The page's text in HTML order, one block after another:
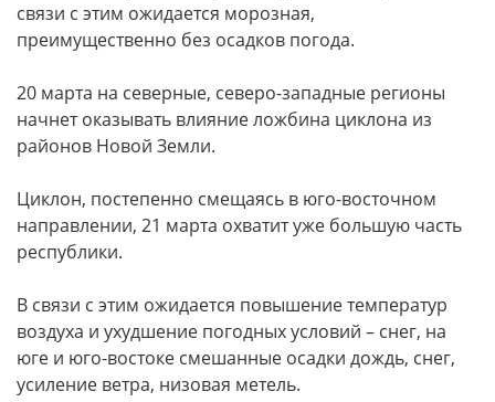
связи с этим ожидается морозная,
преимущественно без осадков погода.
20 марта на северные, северо-западные регионы
начнет оказывать влияние ложбина циклона из
районов Новой Земли.
Циклон, постепенно смещаясь в юго-восточном
направлении, 21 марта охватит уже большую часть
республики.
В связи с этим ожидается повышение температур
воздуха и ухудшение погодных условий – снег, на
юге и юго-востоке смешанные осадки дождь, снег,
усиление ветра, низовая метель.